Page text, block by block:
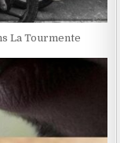
La Tourmente